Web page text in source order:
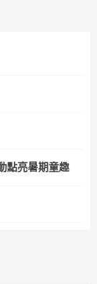
點亮暑期童趣